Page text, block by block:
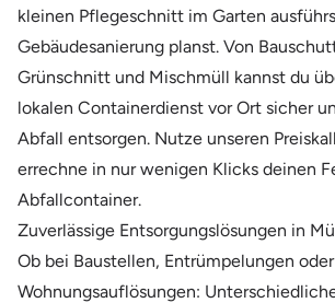
kleinen Pflegeschnitt im Garten
Gebäudesanierung planst. Von
Grünschnitt und Mischmüll kannst du
lokalen Containerdienst vor Ort sicher
Abfall entsorgen. Nutze unseren
errechne in nur wenigen Klicks deinen
Abfallcontainer.
Zuverlässige Entsorgungslösungen in
Ob bei Baustellen, Entrümpelungen oder
Wohnungsauflösungen: